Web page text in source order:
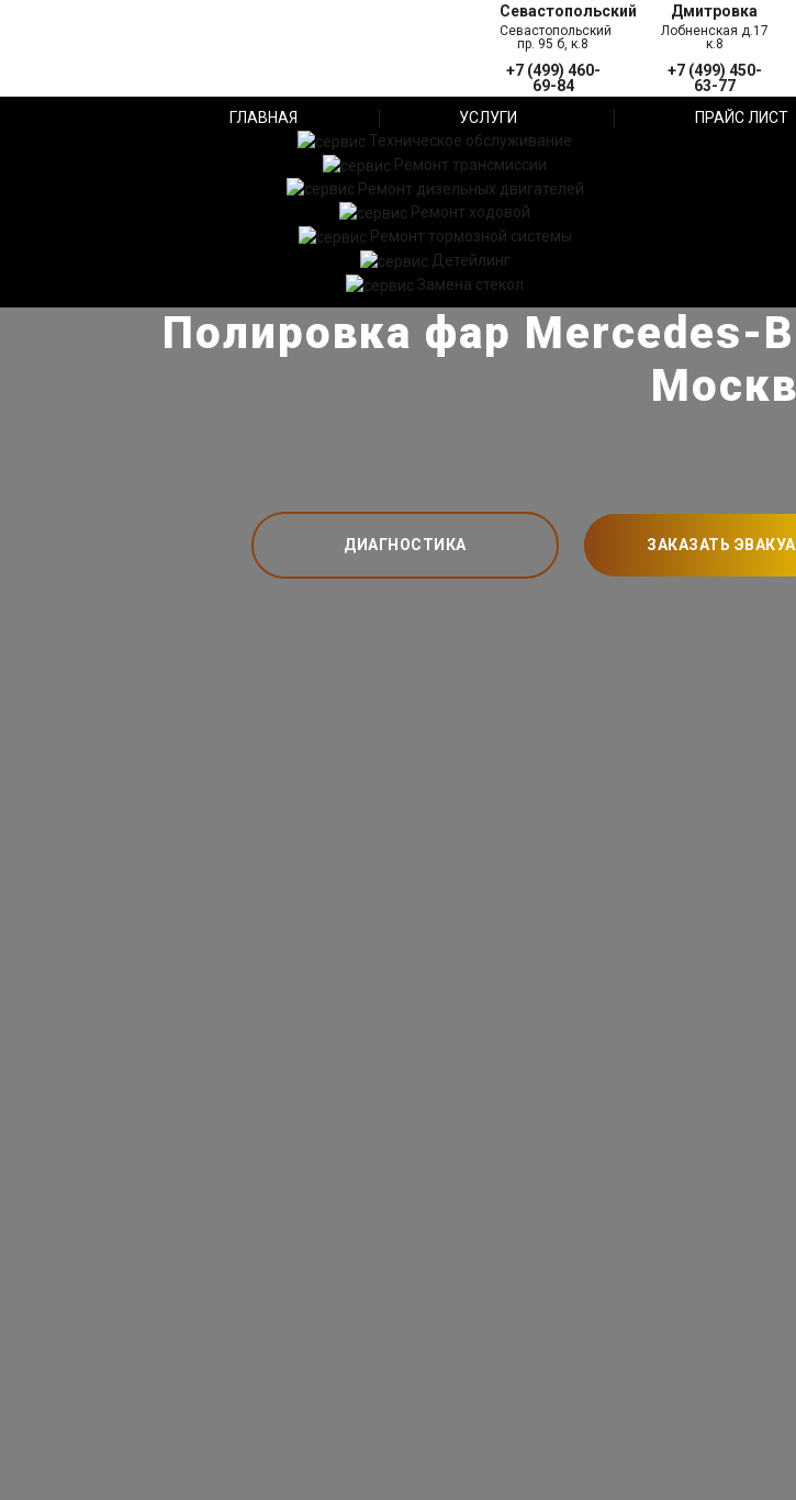
Севастопольский
Севастопольский
пр. 95 б, к.8
+7 (499) 460-
69-84
Дмитровка
Лобненская д.17
к.8
+7 (499) 450-
63-77
ГЛАВНАЯ УСЛУГИ ПРАЙС ЛИСТ
Техническое обслуживание
Ремонт трансмиссии
Ремонт дизельных двигателей
Ремонт ходовой
Ремонт тормозной системы
Детейлинг
Замена стекол
Полировка фар Mercedes-
ДИАГНОСТИКА ЗАКАЗАТЬ